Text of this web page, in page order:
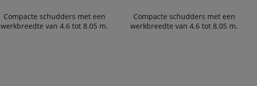
Compacte schudders met een
werkbreedte van 4.6 tot 8.05 m.
Compacte schudders met een
werkbreedte van 4.6 tot 8.05 m.